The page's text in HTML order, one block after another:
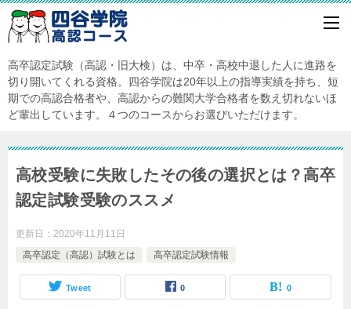
高卒認定試験（高認・旧大検）は、中卒・高校中退した人に進路を
切り開いてくれる資格。四谷学院は20年以上の指導実績を持ち、短
期での高認合格者や、高認からの難関大学合格者を数え切れないほ
ど輩出しています。４つのコースからお選びいただけます。
高校受験に失敗したその後の選択とは？高卒
認定試験受験のススメ
更新日： 2020年11月11日
高卒認定（高認）試験とは
高卒認定試験情報
Tweet 0 0